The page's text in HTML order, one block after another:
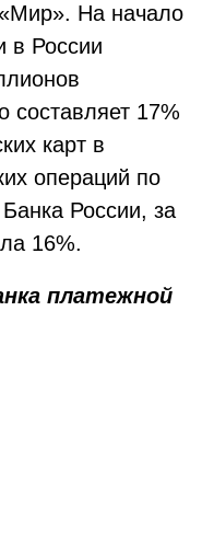
На начало
в России
составляет 17%
карт в
операций по
России, за
16%.
платежной